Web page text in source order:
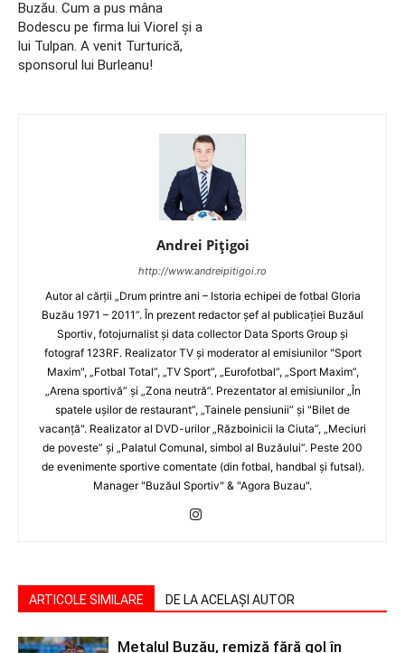
Buzău. Cum a pus mâna
Bodescu pe firma lui Viorel și a
lui Tulpan. A venit Turturică,
sponsorul lui Burleanu!
Andrei Pițigoi
http://www.andreipitigoi.ro
Autor al cărţii „Drum printre ani – Istoria echipei de fotbal Gloria
Buzău 1971 – 2011”. În prezent redactor şef al publicaţiei Buzăul
Sportiv, fotojurnalist şi data collector Data Sports Group şi
fotograf 123RF. Realizator TV şi moderator al emisiunilor "Sport
Maxim", „Fotbal Total”, „TV Sport”, „Eurofotbal”, „Sport Maxim”,
„Arena sportivă” şi „Zona neutră”. Prezentator al emisiunilor „În
spatele uşilor de restaurant”, „Tainele pensiunii” şi "Bilet de
vacanţă". Realizator al DVD-urilor „Războinicii la Ciuta”, „Meciuri
de poveste” şi „Palatul Comunal, simbol al Buzăului”. Peste 200
de evenimente sportive comentate (din fotbal, handbal şi futsal).
Manager "Buzăul Sportiv" & "Agora Buzau".
ARTICOLE SIMILARE DE LA ACELAȘI AUTOR
Metalul Buzău, remiză fără gol în